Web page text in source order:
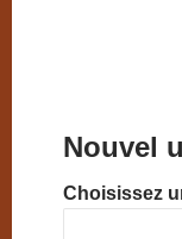
Nouvel
Choisissez